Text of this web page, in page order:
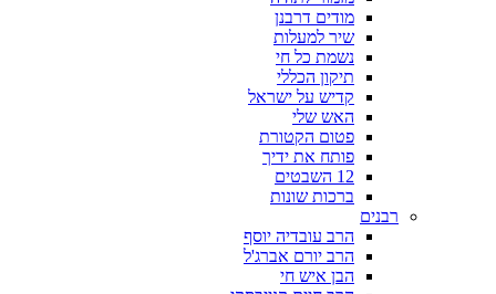
מודים דרבנן
שיר למעלות
נשמת כל חי
תיקון הכללי
קדיש על ישראל
האש שלי
פטום הקטורת
פותח את ידיך
12 השבטים
ברכות שונות
רבנים
הרב עובדיה יוסף
הרב יורם אברג'ל
הבן איש חי